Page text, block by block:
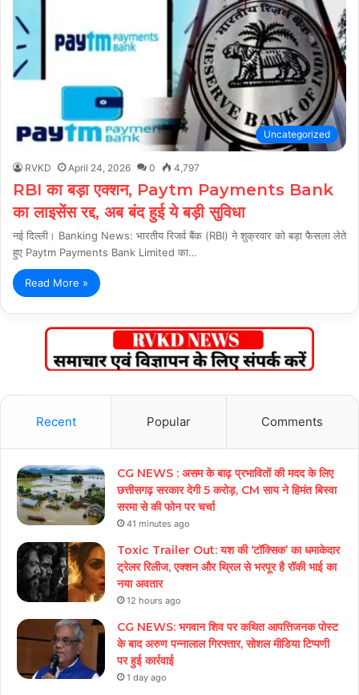
Uncategorized
RVKD April 24, 2026 0 4,797
RBI का बड़ा एक्शन, Paytm Payments Bank
का लाइसेंस रद्द, अब बंद हुई ये बड़ी सुविधा
नई दिल्ली। Banking News: भारतीय रिजर्व बैंक (RBI) ने शुक्रवार को बड़ा फैसला लेते
हुए Paytm Payments Bank Limited का…
Read More »
Recent Popular Comments
CG NEWS : असम के बाढ़ प्रभावितों की मदद के लिए
छत्तीसगढ़ सरकार देगी 5 करोड़, CM साय ने हिमंत बिस्वा
सरमा से की फोन पर चर्चा
41 minutes ago
Toxic Trailer Out: यश की ‘टॉक्सिक’ का धमाकेदार
ट्रेलर रिलीज, एक्शन और थ्रिल से भरपूर है रॉकी भाई का
नया अवतार
12 hours ago
CG NEWS: भगवान शिव पर कथित आपत्तिजनक पोस्ट
के बाद अरुण पन्नालाल गिरफ्तार, सोशल मीडिया टिप्पणी
पर हुई कार्रवाई
1 day ago